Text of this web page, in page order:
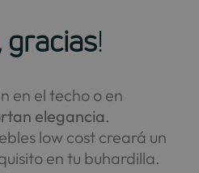
gracias!
en el techo o en
elegancia.
low cost creará un
en tu buhardilla.